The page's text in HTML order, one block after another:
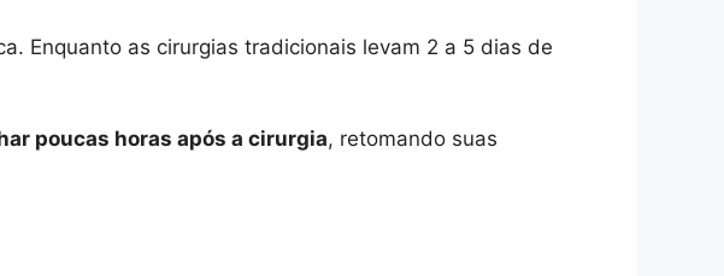
Enquanto as cirurgias tradicionais levam 2 a 5 dias de
poucas horas após a cirurgia, retomando suas